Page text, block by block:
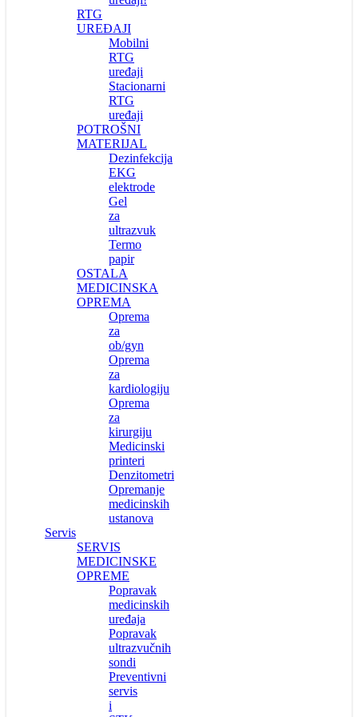
RTG
UREĐAJI
Mobilni
RTG
uređaji
Stacionarni
RTG
uređaji
POTROŠNI
MATERIJAL
Dezinfekcija
EKG
elektrode
Gel
za
ultrazvuk
Termo
papir
OSTALA
MEDICINSKA
OPREMA
Oprema
za
ob/gyn
Oprema
za
kardiologiju
Oprema
za
kirurgiju
Medicinski
printeri
Denzitometri
Opremanje
medicinskih
ustanova
Servis
SERVIS
MEDICINSKE
OPREME
Popravak
medicinskih
uređaja
Popravak
ultrazvučnih
sondi
Preventivni
servis
i